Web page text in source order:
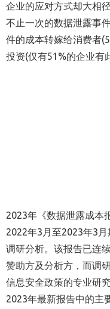
企业的应对方式却大相
不止一次的数据泄露事
件的成本转嫁给消费者
投资(仅有51%的企业有
2023年《数据泄露成本
2022年3月至2023年3
调研分析。该报告已连
赞助方及分析方，而调
信息安全政策的专业研
2023年最新报告中的主